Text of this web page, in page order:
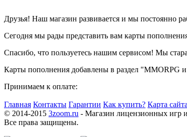
Друзья! Наш магазин развивается и мы постоянно
Сегодня мы рады представить вам карты
Спасибо, что пользуетесь нашим сервисом! Мы
Карты пополнения добавлены в раздел "MMORPG
Принимаем к оплате:
Главная Контакты Гарантии Как купить? Карта сайта
© 2014-2015 3zoom.ru - Магазин лицензионных игр
Все права защищены.